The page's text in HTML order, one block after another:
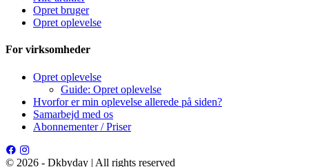
Opret bruger
Opret oplevelse
For virksomheder
Opret oplevelse
Guide: Opret oplevelse
Hvorfor er min oplevelse allerede på siden?
Samarbejd med os
Abonnementer / Priser
© 2026 - Dkbyday | All rights reserved